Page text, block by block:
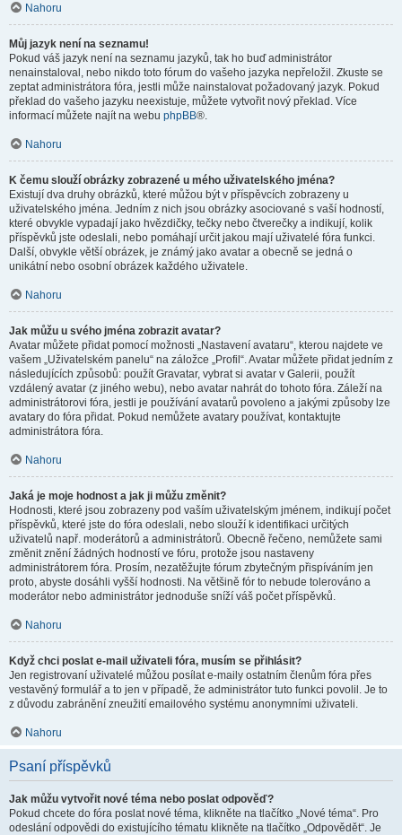
Nahoru
Můj jazyk není na seznamu!
Pokud váš jazyk není na seznamu jazyků, tak ho buď administrátor
nenainstaloval, nebo nikdo toto fórum do vašeho jazyka nepřeložil. Zkuste se
zeptat administrátora fóra, jestli může nainstalovat požadovaný jazyk. Pokud
překlad do vašeho jazyku neexistuje, můžete vytvořit nový překlad. Více
informací můžete najít na webu phpBB®.
Nahoru
K čemu slouží obrázky zobrazené u mého uživatelského jména?
Existují dva druhy obrázků, které můžou být v příspěvcích zobrazeny u
uživatelského jména. Jedním z nich jsou obrázky asociované s vaší hodností,
které obvykle vypadají jako hvězdičky, tečky nebo čtverečky a indikují, kolik
příspěvků jste odeslali, nebo pomáhají určit jakou mají uživatelé fóra funkci.
Další, obvykle větší obrázek, je známý jako avatar a obecně se jedná o
unikátní nebo osobní obrázek každého uživatele.
Nahoru
Jak můžu u svého jména zobrazit avatar?
Avatar můžete přidat pomocí možnosti „Nastavení avataru“, kterou najdete ve
vašem „Uživatelském panelu“ na záložce „Profil“. Avatar můžete přidat jedním z
následujících způsobů: použít Gravatar, vybrat si avatar v Galerii, použít
vzdálený avatar (z jiného webu), nebo avatar nahrát do tohoto fóra. Záleží na
administrátorovi fóra, jestli je používání avatarů povoleno a jakými způsoby lze
avatary do fóra přidat. Pokud nemůžete avatary používat, kontaktujte
administrátora fóra.
Nahoru
Jaká je moje hodnost a jak ji můžu změnit?
Hodnosti, které jsou zobrazeny pod vaším uživatelským jménem, indikují počet
příspěvků, které jste do fóra odeslali, nebo slouží k identifikaci určitých
uživatelů např. moderátorů a administrátorů. Obecně řečeno, nemůžete sami
změnit znění žádných hodností ve fóru, protože jsou nastaveny
administrátorem fóra. Prosím, nezatěžujte fórum zbytečným přispíváním jen
proto, abyste dosáhli vyšší hodnosti. Na většině fór to nebude tolerováno a
moderátor nebo administrátor jednoduše sníží váš počet příspěvků.
Nahoru
Když chci poslat e-mail uživateli fóra, musím se přihlásit?
Jen registrovaní uživatelé můžou posílat e-maily ostatním členům fóra přes
vestavěný formulář a to jen v případě, že administrátor tuto funkci povolil. Je to
z důvodu zabránění zneužití emailového systému anonymními uživateli.
Nahoru
Psaní příspěvků
Jak můžu vytvořit nové téma nebo poslat odpověď?
Pokud chcete do fóra poslat nové téma, klikněte na tlačítko „Nové téma“. Pro
odeslání odpovědi do existujícího tématu klikněte na tlačítko „Odpovědět“. Je